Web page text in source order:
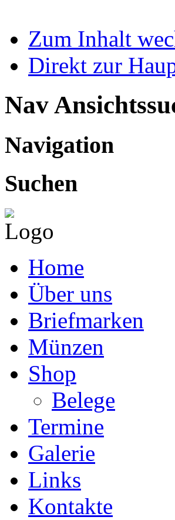
Zum Inhalt
Direkt zur
Nav
Navigation
Suchen
Home
Über uns
Briefmarken
Münzen
Shop
Belege
Termine
Galerie
Links
Kontakte